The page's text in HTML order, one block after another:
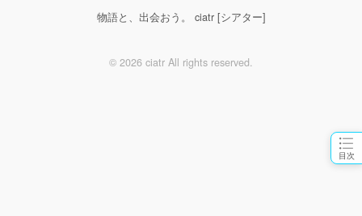
目次
物語と、出会おう。 ciatr [シアター]
© 2026 ciatr All rights reserved.